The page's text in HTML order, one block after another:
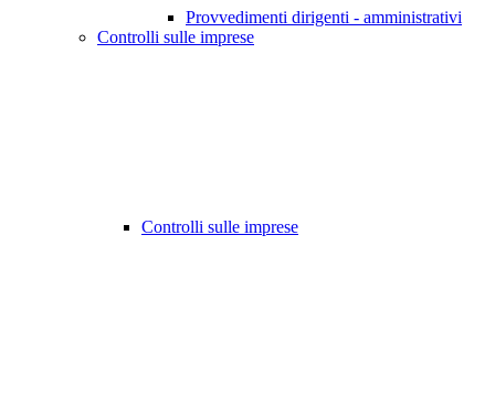
Provvedimenti dirigenti - amministrativi
Controlli sulle imprese
Controlli sulle imprese